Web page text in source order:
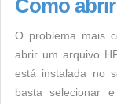
Como
O problema mais
abrir um arquivo
está instalada no
basta selecionar